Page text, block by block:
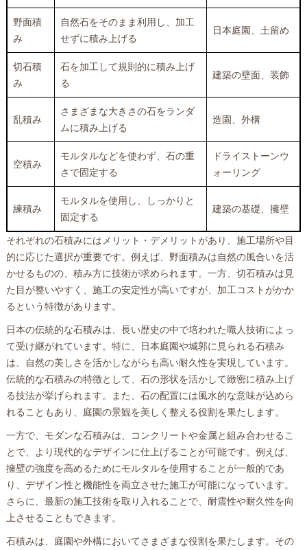
野面積
み
自然石をそのまま利用し、加工
せずに積み上げる
日本庭園、土留め
切石積
み
石を加工して規則的に積み上げ
る
建築の壁面、装飾
乱積み
さまざまな大きさの石をランダ
ムに積み上げる
造園、外構
空積み
モルタルなどを使わず、石の重
さで固定する
ドライストーンウ
ォーリング
練積み
モルタルを使用し、しっかりと
固定する
建築の基礎、擁壁
それぞれの石積みにはメリット・デメリットがあり、施工場所や目
的に応じた選択が重要です。例えば、野面積みは自然の風合いを活
かせるものの、積み方に技術が求められます。一方、切石積みは見
た目が整いやすく、施工の安定性が高いですが、加工コストがかか
るという特徴があります。
日本の伝統的な石積みは、長い歴史の中で培われた職人技術によっ
て受け継がれています。特に、日本庭園や城郭に見られる石積み
は、自然の美しさを活かしながらも高い耐久性を実現しています。
伝統的な石積みの特徴として、石の形状を活かして緻密に積み上げ
る技法が挙げられます。また、石の配置には風水的な意味が込めら
れることもあり、庭園の景観を美しく整える役割を果たします。
一方で、モダンな石積みは、コンクリートや金属と組み合わせるこ
とで、より現代的なデザインに仕上げることが可能です。例えば、
擁壁の強度を高めるためにモルタルを使用することが一般的であ
り、デザイン性と機能性を両立させた施工が可能になっています。
さらに、最新の施工技術を取り入れることで、耐震性や耐久性を向
上させることもできます。
石積みは、庭園や外構においてさまざまな役割を果たします。その